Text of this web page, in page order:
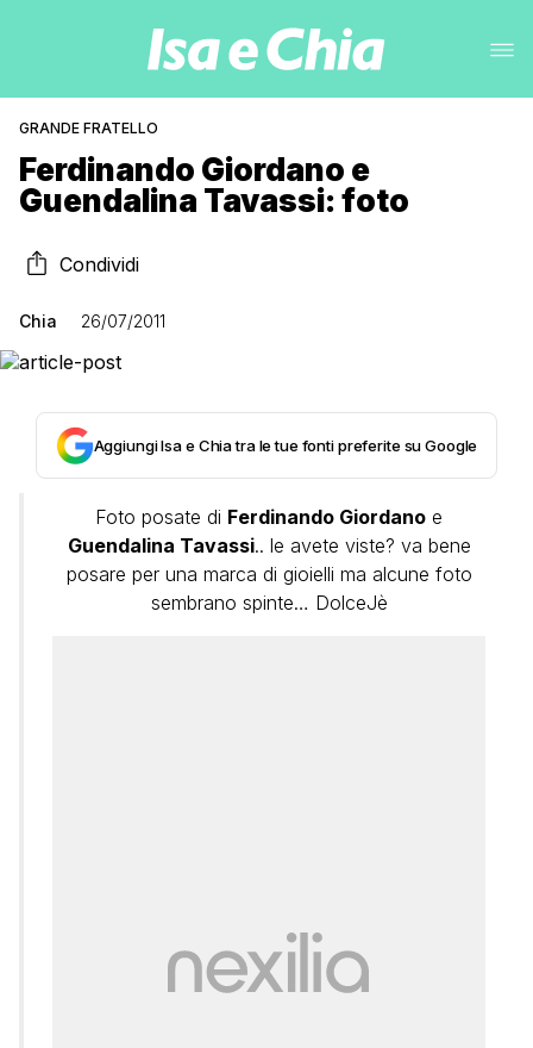
GRANDE FRATELLO
Ferdinando Giordano e
Guendalina Tavassi: foto
Condividi
Chia 26/07/2011
Aggiungi Isa e Chia tra le tue fonti preferite su Google
Foto posate di Ferdinando Giordano e
Guendalina Tavassi.. le avete viste? va bene
posare per una marca di gioielli ma alcune foto
sembrano spinte… DolceJè